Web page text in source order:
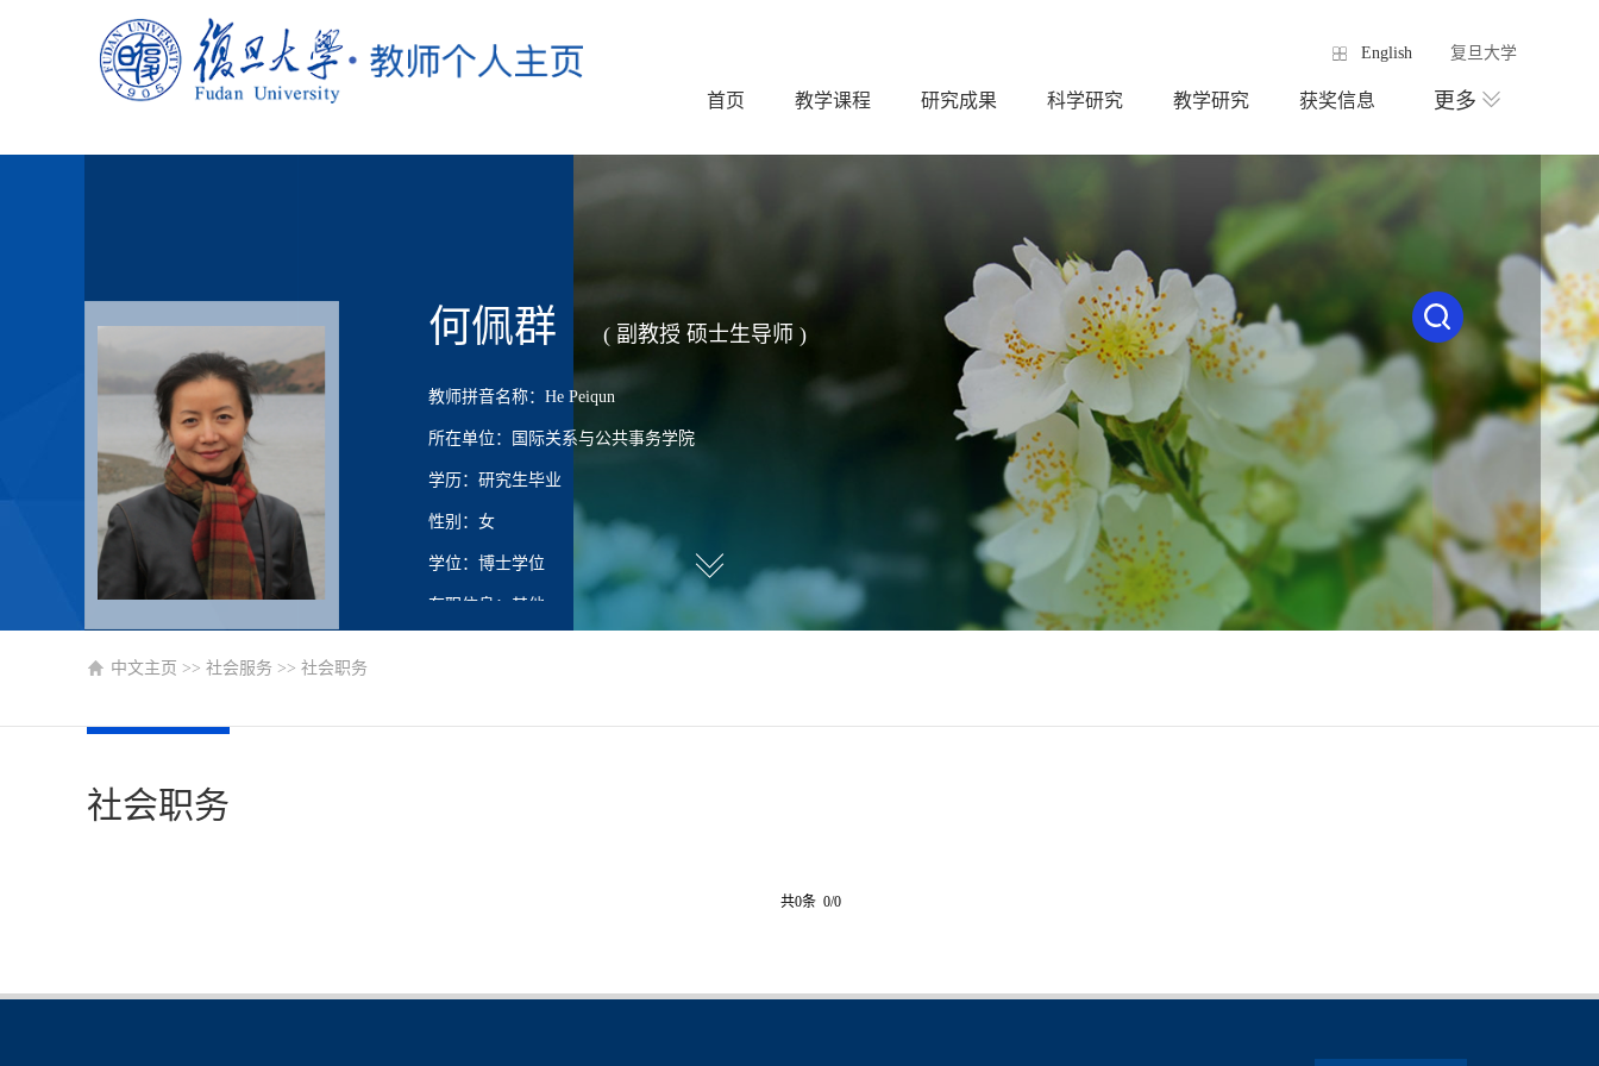
English 复旦大学
首页 教学课程 研究成果 科学研究 教学研究 获奖信息 更多
何佩群 ( 副教授 硕士生导师 )
教师拼音名称：He Peiqun
所在单位：国际关系与公共事务学院
学历：研究生毕业
性别：女
学位：博士学位
在职信息：其他
中文主页 >> 社会服务 >> 社会职务
社会职务
共0条 0/0